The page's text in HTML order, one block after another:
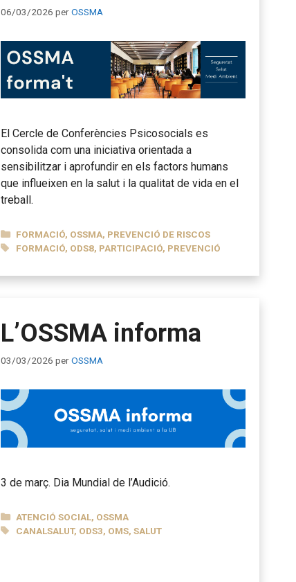
06/03/2026 perOSSMA
El Cercle de Conferències Psicosocials es
consolida com una iniciativa orientada a
sensibilitzar i aprofundir en els factors humans
que influeixen en la salut i la qualitat de vida en el
treball.
CATEGORIES
FORMACIÓ, OSSMA, PREVENCIÓ DE RISCOS
ETIQUETES
FORMACIÓ, ODS8, PARTICIPACIÓ, PREVENCIÓ
L’OSSMA informa
03/03/2026 perOSSMA
3 de març. Dia Mundial de l’Audició.
CATEGORIES
ATENCIÓ SOCIAL, OSSMA
ETIQUETES
CANALSALUT, ODS3, OMS, SALUT